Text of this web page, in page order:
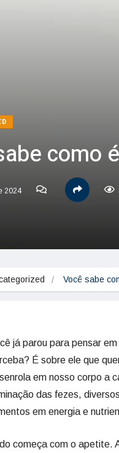
como
2024
Você sabe
já parou para pensar
É sobre ele que
em nosso corpo a
das fezes,
em energia e
começa com o apetite.